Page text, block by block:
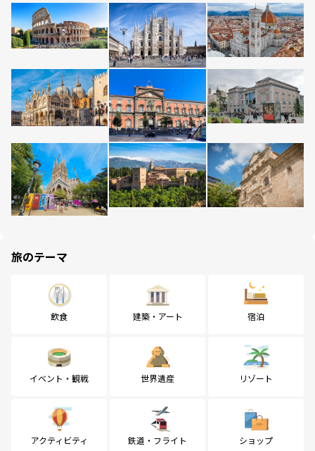
旅のテーマ
飲食 建築・アート 宿泊
イベント・観戦 世界遺産 リゾート
アクティビティ 鉄道・フライト ショップ